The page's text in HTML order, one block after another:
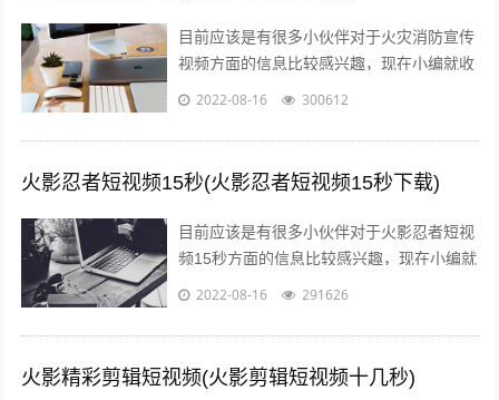
目前应该是有很多小伙伴对于火灾消防宣传
视频方面的信息比较感兴趣，现在小编就收
集了一些与消防火灾宣传内容相关的信息来
2022-08-16 300612
火影忍者短视频15秒(火影忍者短视频15秒下载)
目前应该是有很多小伙伴对于火影忍者短视
频15秒方面的信息比较感兴趣，现在小编就
收集了一些与火影忍者短视频15秒下载相关
2022-08-16 291626
火影精彩剪辑短视频(火影剪辑短视频十几秒)